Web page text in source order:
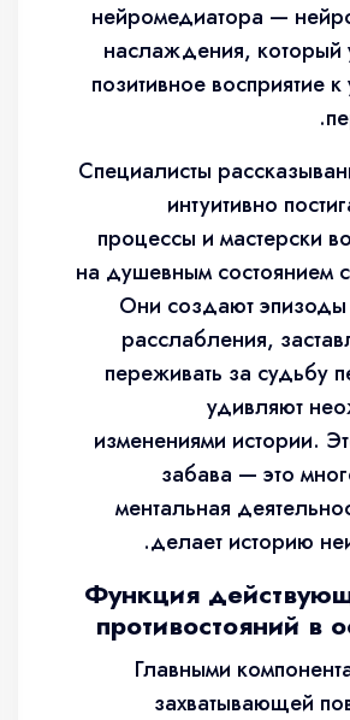
нейромедиатора —
наслаждения, который
позитивное восприятие
Специалисты
интуитивно
процессы и мастерски
на душевным состоянием
Они создают
расслабления,
переживать за судьбу
удивляют
изменениями истории.
забава — это
ментальная
делает историю
Функция
противостояний в
Главными
захватывающей